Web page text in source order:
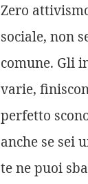
Zero
sociale, non
comune. Gli
varie,
perfetto
anche se sei
te ne puoi